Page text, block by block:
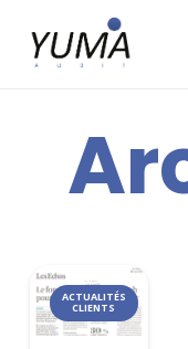
ACTUALITÉS
CLIENTS